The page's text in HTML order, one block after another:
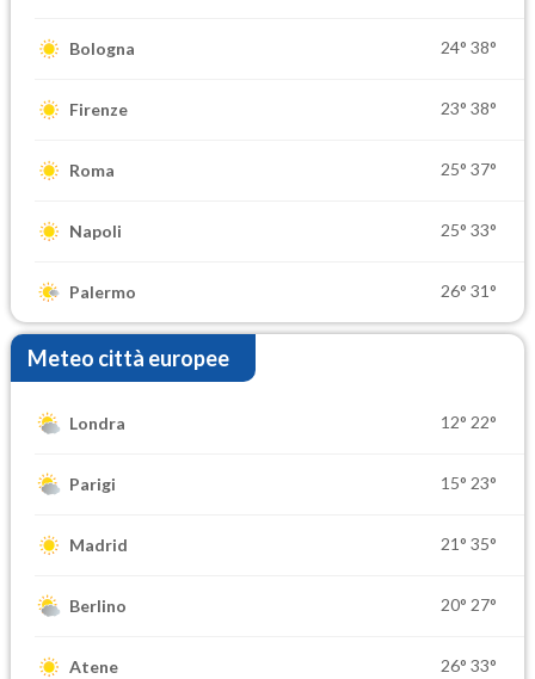
Bologna 24° 38°
Firenze 23° 38°
Roma 25° 37°
Napoli 25° 33°
Palermo 26° 31°
Meteo città europee
Londra 12° 22°
Parigi 15° 23°
Madrid 21° 35°
Berlino 20° 27°
Atene 26° 33°